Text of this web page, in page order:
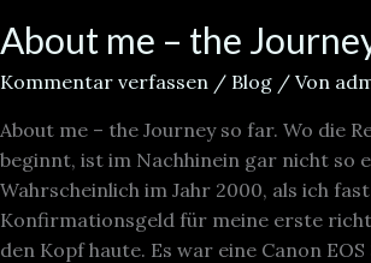
About me – the
Kommentar verfassen / Blog / Von
About me – the Journey so far. Wo die
beginnt, ist im Nachhinein gar nicht so
Wahrscheinlich im Jahr 2000, als ich
Konfirmationsgeld für meine erste
den Kopf haute. Es war eine Canon